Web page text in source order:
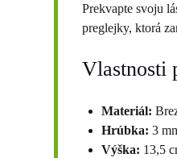
Prekvapte svoju
preglejky, ktorá
Vlastnosti
Materiál:
Hrúbka: 3
Výška: 13,5